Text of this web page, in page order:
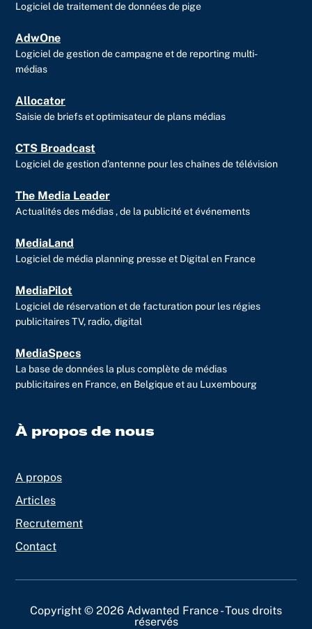
Logiciel de traitement de données de pige
AdwOne
Logiciel de gestion de campagne et de reporting multi-
médias
Allocator
Saisie de briefs et optimisateur de plans médias
CTS Broadcast
Logiciel de gestion d’antenne pour les chaînes de télévision
The Media Leader
Actualités des médias , de la publicité et événements
MediaLand
Logiciel de média planning presse et Digital en France
MediaPilot
Logiciel de réservation et de facturation pour les régies
publicitaires TV, radio, digital
MediaSpecs
La base de données la plus complète de médias
publicitaires en France, en Belgique et au Luxembourg
À propos de nous
A propos
Articles
Recrutement
Contact
Copyright © 2026 Adwanted France - Tous droits
réservés